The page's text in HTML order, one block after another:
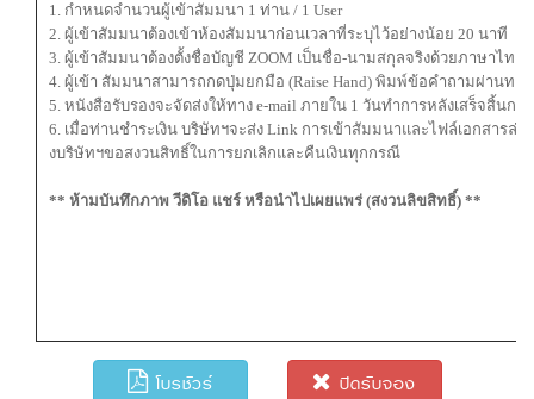
1. กำหนดจำนวนผู้เข้าสัมมนา 1 ท่าน / 1 User
2. ผู้เข้าสัมมนาต้องเข้าห้องสัมมนาก่อนเวลาที่ระบุไว้อย่างน้อย 20 นาที
3. ผู้เข้าสัมมนาต้องตั้งชื่อบัญชี ZOOM เป็นชื่อ-นามสกุลจริงด้วยภาษาไทย
4. ผู้เข้า สัมมนาสามารถกดปุ่มยกมือ (Raise Hand) พิมพ์ข้อคำถามผ่านทา
5. หนังสือรับรองจะจัดส่งให้ทาง e-mail ภายใน 1 วันทำการหลังเสร็จสิ้นกา
6. เมื่อท่านชำระเงิน บริษัทฯจะส่ง Link การเข้าสัมมนาและไฟล์เอกสาร
งบริษัทฯขอสงวนสิทธิ์ในการยกเลิกและคืนเงินทุกกรณี
** ห้ามบันทึกภาพ วีดิโอ แชร์ หรือนำไปเผยแพร่ (สงวนลิขสิทธิ์) **
โบรชัวร์ ปิดรับจอง